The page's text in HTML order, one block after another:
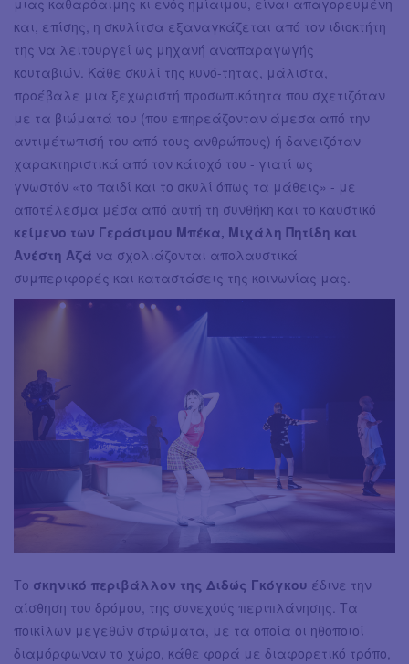
και, επίσης, η σκυλίτσα εξαναγκάζεται από τον ιδιοκτήτη
της να λειτουργεί ως μηχανή αναπαραγωγής
κουταβιών. Κάθε σκυλί της κυνό-τητας, μάλιστα,
προέβαλε μια ξεχωριστή προσωπικότητα που σχετιζόταν
με τα βιώματά του (που επηρεάζονταν άμεσα από την
αντιμέτωπισή του από τους ανθρώπους) ή δανειζόταν
χαρακτηριστικά από τον κάτοχό του - γιατί ως
γνωστόν «το παιδί και το σκυλί όπως τα μάθεις» - με
αποτέλεσμα μέσα από αυτή τη συνθήκη και το καυστικό
κείμενο των Γεράσιμου Μπέκα, Μιχάλη Πητίδη και
Ανέστη Αζά να σχολιάζονται απολαυστικά
συμπεριφορές και καταστάσεις της κοινωνίας μας.
Το σκηνικό περιβάλλον της Διδώς Γκόγκου έδινε την
αίσθηση του δρόμου, της συνεχούς περιπλάνησης. Τα
ποικίλων μεγεθών στρώματα, με τα οποία οι ηθοποιοί
διαμόρφωναν το χώρο, κάθε φορά με διαφορετικό τρόπο,